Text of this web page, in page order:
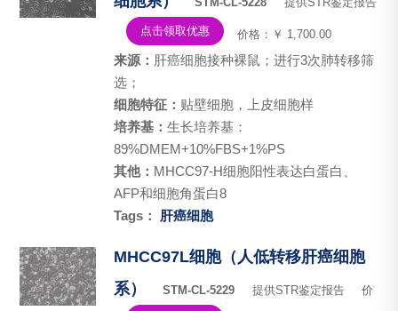
价格：￥ 1,700.00
点击领取优惠
来源： 肝癌细胞接种裸鼠；进行3次肺转移筛
选；
细胞特征： 贴壁细胞，上皮细胞样
培养基： 生长培养基：
89%DMEM+10%FBS+1%PS
其他： MHCC97-H细胞阳性表达白蛋白、
AFP和细胞角蛋白8
Tags：
肝癌细胞
MHCC97L细胞（人低转移肝癌细胞
系）
STM-CL-5229 提供STR鉴定报告 价